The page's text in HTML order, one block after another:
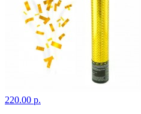
220.00 р.